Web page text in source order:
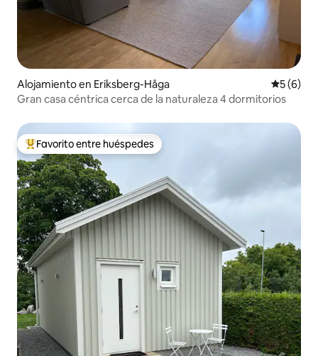
Alojamiento en Eriksberg-Håga
5 (6)
Gran casa céntrica cerca de la naturaleza 4 dormitorios
Favorito entre huéspedes preferido
Favorito entre huéspedes